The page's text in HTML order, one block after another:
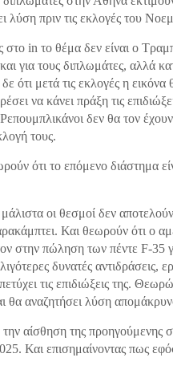
λύση πριν τις εκλογές του
in το θέμα δεν είναι ο
για τους διπλωμάτες, αλλά
ότι μετά τις εκλογές η
να κάνει πράξη τις
δεν θα τον
τους.
ότι το επόμενο διάστημα
οι θεσμοί δεν
Και θεωρούν ότι ο
στην πώληση των πέντε F-35
δυνατές αντιδράσεις,
τις επιδιώξεις της.
θα αναζητήσει λύση
αίσθηση της προηγούμενης
Και επισημαίνοντας πως